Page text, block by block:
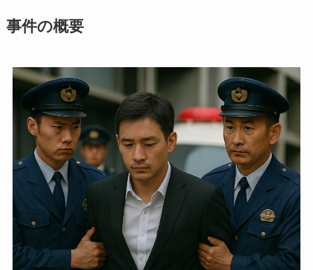
事件の概要